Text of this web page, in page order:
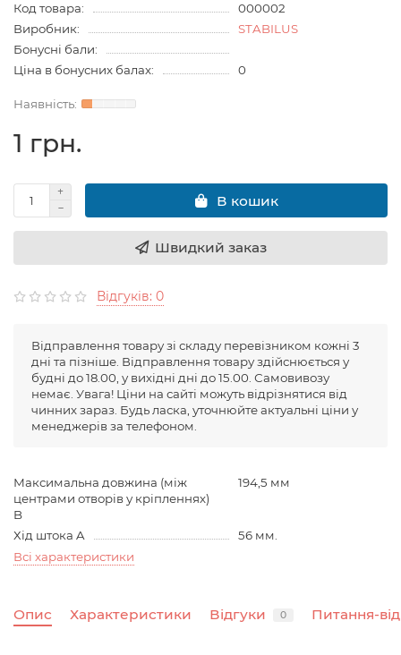
Код товара:
000002
Виробник:
STABILUS
Бонусні бали:
Ціна в бонусних балах:
0
1 грн.
В кошик
Швидкий заказ
Відгуків: 0
Відправлення товару зі складу перевізником кожні 3
дні та пізніше. Відправлення товару здійснюється у
будні до 18.00, у вихідні дні до 15.00. Самовивозу
немає. Увага! Ціни на сайті можуть відрізнятися від
чинних зараз. Будь ласка, уточнюйте актуальні ціни у
менеджерів за телефоном.
Максимальна довжина (між
центрами отворів у кріпленнях)
B
194,5 мм
Хід штока A
56 мм.
Всі характеристики
Опис Характеристики Відгуки 0 Питання-